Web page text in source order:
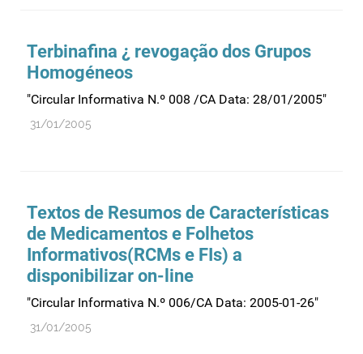
Regulamentação
Relações internacionais
Substâncias controladas
Supervisão do mercado
Utilização
Vigilância de cosméticos
Vigilância de dispositivos médicos
Terbinafina ¿ revogação dos Grupos
Homogéneos
"Circular Informativa N.º 008 /CA Data: 28/01/2005"
31/01/2005
Textos de Resumos de Características
de Medicamentos e Folhetos
Informativos(RCMs e FIs) a
disponibilizar on-line
"Circular Informativa N.º 006/CA Data: 2005-01-26"
31/01/2005